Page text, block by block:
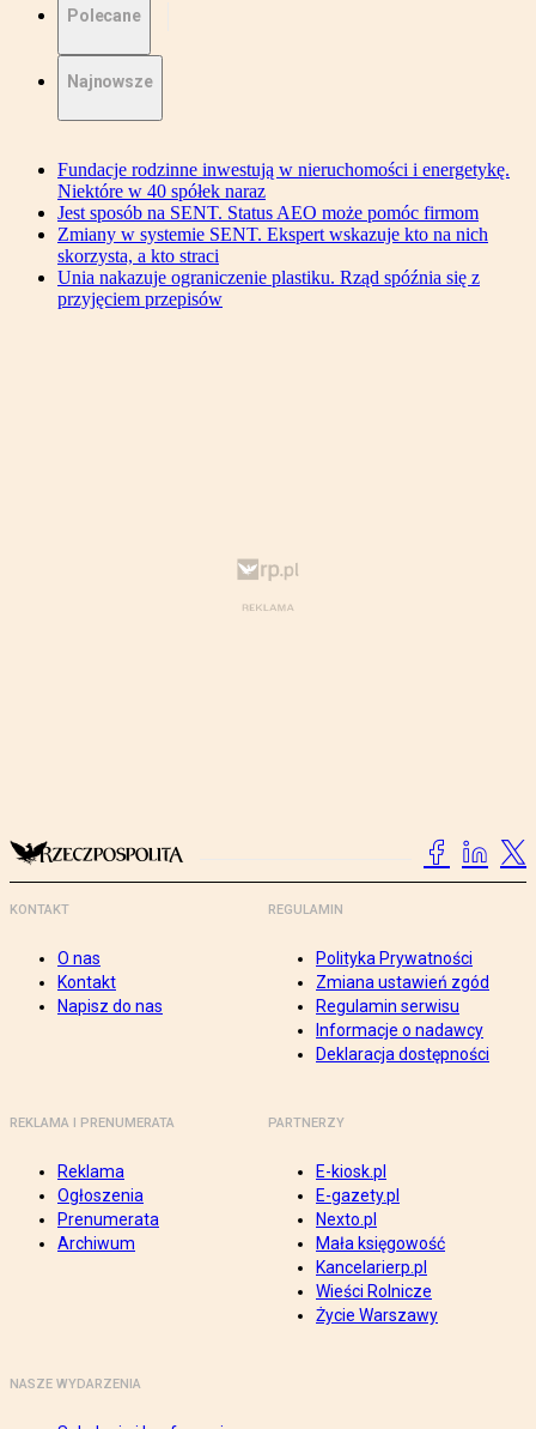
Polecane
Najnowsze
Fundacje rodzinne inwestują w nieruchomości i energetykę.
Niektóre w 40 spółek naraz
Jest sposób na SENT. Status AEO może pomóc firmom
Zmiany w systemie SENT. Ekspert wskazuje kto na nich
skorzysta, a kto straci
Unia nakazuje ograniczenie plastiku. Rząd spóźnia się z
przyjęciem przepisów
KONTAKT
O nas
Kontakt
Napisz do nas
REGULAMIN
Polityka Prywatności
Zmiana ustawień zgód
Regulamin serwisu
Informacje o nadawcy
Deklaracja dostępności
REKLAMA I PRENUMERATA
Reklama
Ogłoszenia
Prenumerata
Archiwum
PARTNERZY
E-kiosk.pl
E-gazety.pl
Nexto.pl
Mała księgowość
Kancelarierp.pl
Wieści Rolnicze
Życie Warszawy
NASZE WYDARZENIA